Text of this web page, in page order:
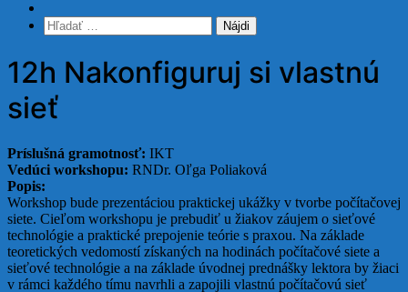
Hľadať:
12h Nakonfiguruj si vlastnú
sieť
Príslušná gramotnosť: IKT
Vedúci workshopu: RNDr. Oľga Poliaková
Popis:
Workshop bude prezentáciou praktickej ukážky v tvorbe počítačovej
siete. Cieľom workshopu je prebudiť u žiakov záujem o sieťové
technológie a praktické prepojenie teórie s praxou. Na základe
teoretických vedomostí získaných na hodinách počítačové siete a
sieťové technológie a na základe úvodnej prednášky lektora by žiaci
v rámci každého tímu navrhli a zapojili vlastnú počítačovú sieť